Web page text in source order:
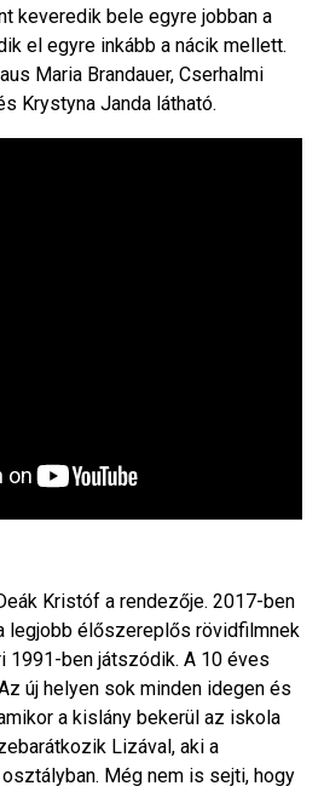
keveredik bele egyre jobban a
el egyre inkább a nácik mellett.
Maria Brandauer, Cserhalmi
Krystyna Janda látható.
Kristóf a rendezője. 2017-ben
legjobb élőszereplős rövidfilmnek
1991-ben játszódik. A 10 éves
új helyen sok minden idegen és
a kislány bekerül az iskola
Lizával, aki a
Még nem is sejti, hogy